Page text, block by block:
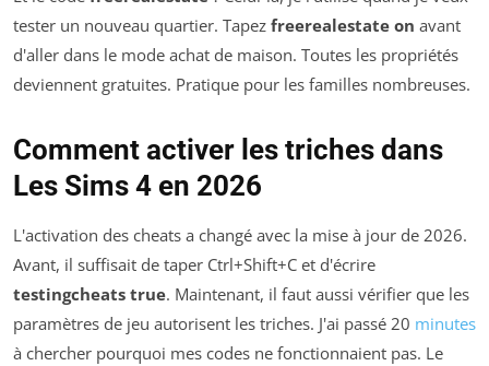
tester un nouveau quartier. Tapez freerealestate on avant
d'aller dans le mode achat de maison. Toutes les propriétés
deviennent gratuites. Pratique pour les familles nombreuses.
Comment activer les triches dans
Les Sims 4 en 2026
L'activation des cheats a changé avec la mise à jour de 2026.
Avant, il suffisait de taper Ctrl+Shift+C et d'écrire
testingcheats true. Maintenant, il faut aussi vérifier que les
paramètres de jeu autorisent les triches. J'ai passé 20 minutes
à chercher pourquoi mes codes ne fonctionnaient pas. Le